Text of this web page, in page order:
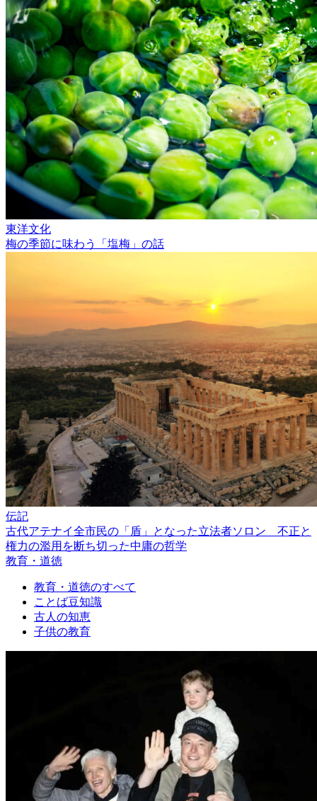
東洋文化
梅の季節に味わう「塩梅」の話
伝記
古代アテナイ全市民の「盾」となった立法者ソロン 不正と
権力の濫用を断ち切った中庸の哲学
教育・道徳
教育・道徳のすべて
ことば豆知識
古人の知恵
子供の教育